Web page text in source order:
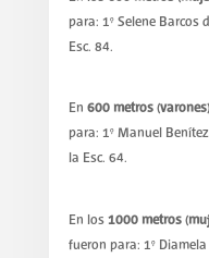
para: 1° Selene Barcos
Esc. 84.
En 600 metros (varones)
para: 1° Manuel
la Esc. 64.
En los 1000 metros
fueron para: 1°